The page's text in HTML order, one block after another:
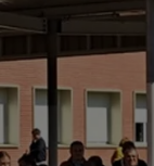
20h00 - 22h00
Les hits de